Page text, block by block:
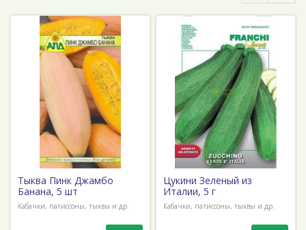
Тыква Пинк Джамбо
Банана, 5 шт
Кабачки, патиссоны, тыквы и др.
Цукини Зеленый из
Италии, 5 г
Кабачки, патиссоны, тыквы и др.